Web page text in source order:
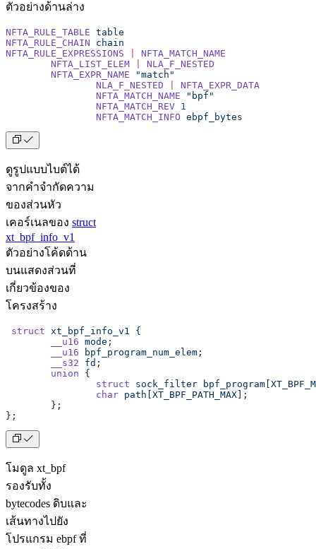
ตัวอย่างด้านล่าง
NFTA_RULE_TABLE table
NFTA_RULE_CHAIN chain
NFTA_RULE_EXPRESSIONS
NFTA_MATCH_NAME
	NFTA_LIST_ELEM
NLA_F_NESTED
	NFTA_EXPR_NAME
"match"
		NLA_F_NESTED
NFTA_EXPR_DATA
		NFTA_MATCH_NAME
"bpf"
		NFTA_MATCH_REV
1
		NFTA_MATCH_INFO
ebpf_bytes
ดูรูปแบบไบต์ได้
จากคำจำกัดความ
ของส่วนหัว
เคอร์เนลของ struct
xt_bpf_info_v1
ตัวอย่างโค้ดด้าน
บนแสดงส่วนที่
เกี่ยวข้องของ
โครงสร้าง
struct xt_bpf_info_v1 {
	__u16
mode ;
	__u16
bpf_program_num_elem ;
	__s32
fd ;
	union
{
		struct
sock_filter
		char
path[XT_BPF_PATH_MAX]
;
	};
};
โมดูล xt_bpf
รองรับทั้ง
bytecodes ดิบและ
เส้นทางไปยัง
โปรแกรม ebpf ที่